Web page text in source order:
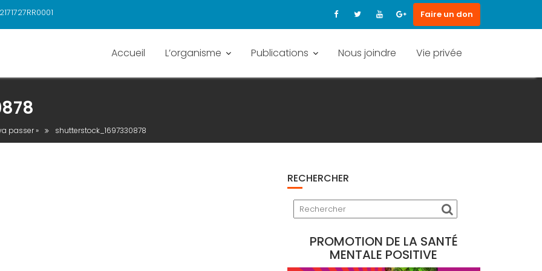
Faire un don
Accueil L’organisme Publications Nous joindre Vie privée
passer » shutterstock_1697330878
RECHERCHER
PROMOTION DE LA SANTÉ
MENTALE POSITIVE